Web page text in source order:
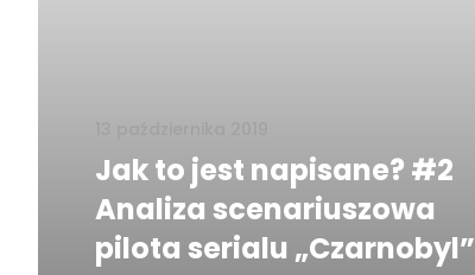
Jak to jest napisane? #2
Analiza scenariuszowa
pilota serialu „Czarnobyl”